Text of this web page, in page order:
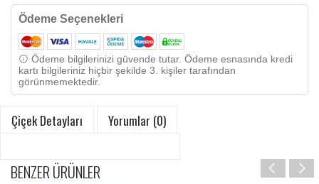
Ödeme Seçenekleri
Ödeme bilgilerinizi güvende tutar. Ödeme esnasında kredi
kartı bilgileriniz hiçbir şekilde 3. kişiler tarafından
görünmemektedir.
Çiçek Detayları Yorumlar (0)
BENZER ÜRÜNLER